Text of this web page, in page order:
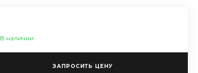
В наличии
ЗАПРОСИТЬ ЦЕНУ